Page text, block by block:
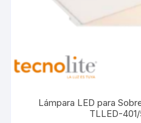
Lámpara LED para
TLLED-